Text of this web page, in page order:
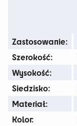
Zastosowanie:
Szerokość:
Wysokość:
Siedzisko:
Materiał:
Kolor: